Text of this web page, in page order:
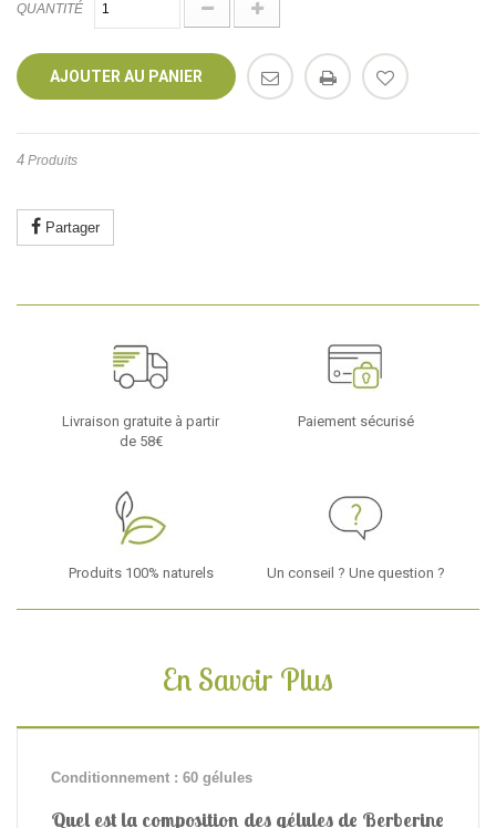
QUANTITÉ
AJOUTER AU PANIER
4 Produits
Partager
Livraison gratuite à partir
de 58€
Paiement sécurisé
Produits 100% naturels Un conseil ? Une question ?
En Savoir Plus
Conditionnement : 60 gélules
Quel est la composition des gélules de Berberine